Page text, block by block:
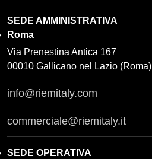
SEDE AMMINISTRATIVA
Roma
Via Prenestina Antica 167
00010 Gallicano nel Lazio (Roma)
info@riemitaly.com
commerciale@riemitaly.it
SEDE OPERATIVA